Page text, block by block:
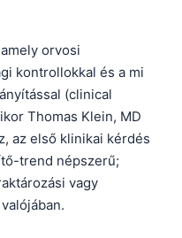
orvosi
kontrollokkal és a mi
(clinical
Thomas Klein, MD
az első klinikai kérdés
trend népszerű;
vagy